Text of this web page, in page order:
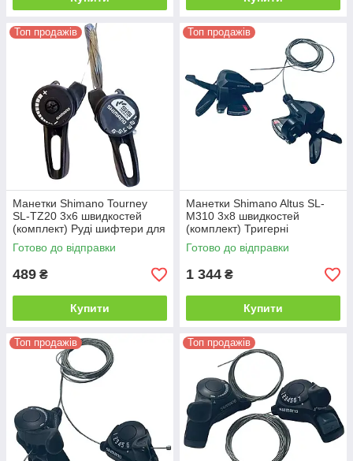
Топ продажів
Манетки Shimano Tourney
SL-TZ20 3х6 швидкостей
(комплект) Руді шифтери для
велосипеда, 18 швидкостей
Готово до відправки
489 ₴
Купити
Топ продажів
Манетки Shimano Altus SL-
M310 3х8 швидкостей
(комплект) Тригерні
перемикачі передач для
велосипеда, 24 швидкості
Готово до відправки
1 344 ₴
Купити
Топ продажів Топ продажів